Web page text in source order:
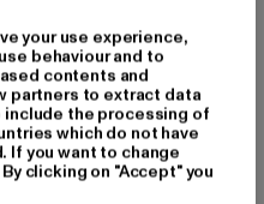
| DE
your use experience,
behaviour and to
contents and
partners to extract data
include the processing of
which do not have
If you want to change
clicking on "Accept" you